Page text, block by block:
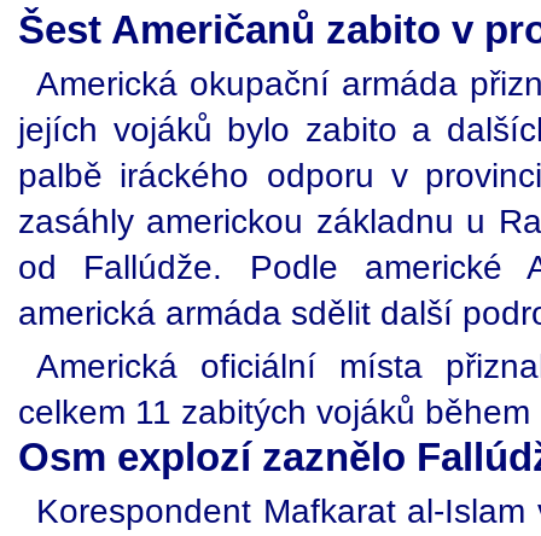
Šest Američanů zabito v
Americká okupační armáda
jejích vojáků bylo zabito a
palbě iráckého odporu v
zasáhly americkou základnu u
od Fallúdže. Podle americké
americká armáda sdělit další
Americká oficiální místa
celkem 11 zabitých vojáků
Osm explozí zaznělo
Korespondent Mafkarat al-